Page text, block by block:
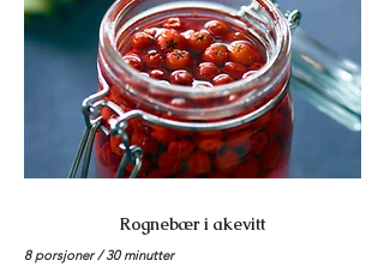
Rognebær i akevitt
8 porsjoner / 30 minutter